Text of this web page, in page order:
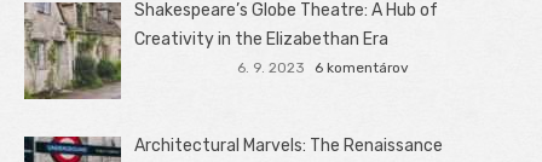
Shakespeare’s Globe Theatre: A Hub of
Creativity in the Elizabethan Era
6. 9. 2023 6 komentárov
Architectural Marvels: The Renaissance